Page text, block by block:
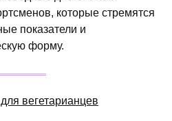
которые стремятся
показатели и
форму.